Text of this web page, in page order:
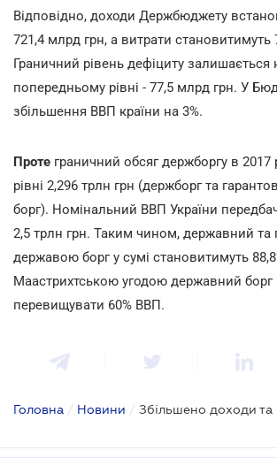
Відповідно, доходи Держбюджету
721,4 млрд грн, а витрати становитимуть
Граничний рівень дефіциту залишається
попередньому рівні - 77,5 млрд грн. У
збільшення ВВП країни на 3%.
Проте граничний обсяг держборгу в 2017
рівні 2,296 трлн грн (держборг та
борг). Номінальний ВВП України
2,5 трлн грн. Таким чином, державний та
державою борг у сумі становитимуть
Маастрихтською угодою державний
перевищувати 60% ВВП.
Головна / Новини / Збільшено доходи та